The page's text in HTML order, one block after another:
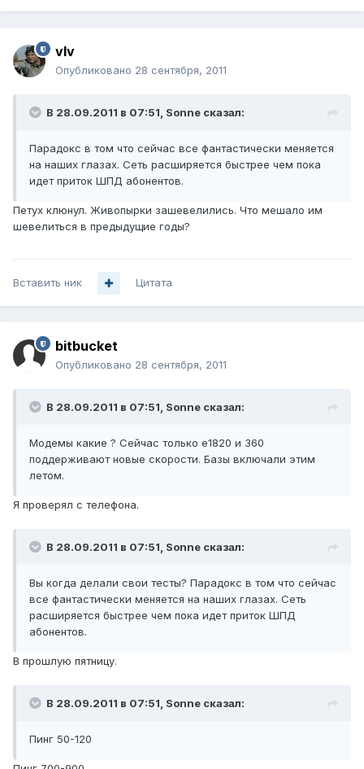
vIv
Опубликовано 28 сентября, 2011
В 28.09.2011 в 07:51, Sonne сказал:
Парадокс в том что сейчас все фантастически меняется
на наших глазах. Сеть расширяется быстрее чем пока
идет приток ШПД абонентов.
Петух клюнул. Живопырки зашевелились. Что мешало им
шевелиться в предыдущие годы?
Вставить ник Цитата
bitbucket
Опубликовано 28 сентября, 2011
В 28.09.2011 в 07:51, Sonne сказал:
Модемы какие ? Сейчас только e1820 и 360
поддерживают новые скорости. Базы включали этим
летом.
Я проверял с телефона.
В 28.09.2011 в 07:51, Sonne сказал:
Вы когда делали свои тесты? Парадокс в том что сейчас
все фантастически меняется на наших глазах. Сеть
расширяется быстрее чем пока идет приток ШПД
абонентов.
В прошлую пятницу.
В 28.09.2011 в 07:51, Sonne сказал:
Пинг 50-120